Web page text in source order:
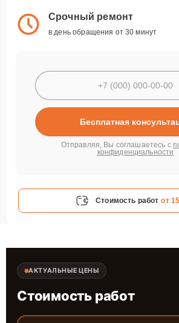
Срочный ремонт
в день обращения от 30 минут
Бесплатная
Отправляя, Вы соглашаетесь с
конфиденциальности
Стоимость работ от
АКТУАЛЬНЫЕ ЦЕНЫ
Стоимость работ